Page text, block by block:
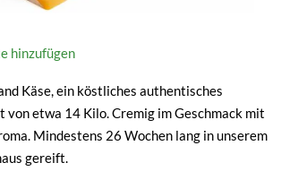
hinzufügen
Käse, ein köstliches authentisches
von etwa 14 Kilo. Cremig im Geschmack mit
Mindestens 26 Wochen lang in unserem
gereift.